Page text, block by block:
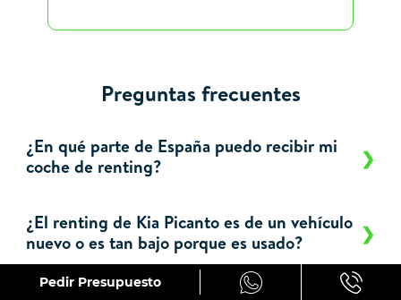
Preguntas frecuentes
¿En qué parte de España puedo recibir mi
coche de renting?
¿El renting de Kia Picanto es de un vehículo
nuevo o es tan bajo porque es usado?
Pedir Presupuesto